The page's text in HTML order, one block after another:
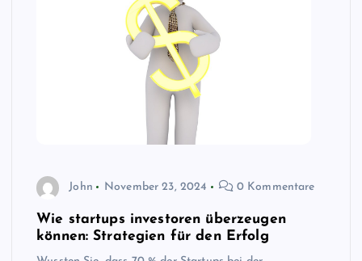
John November 23, 2024 0 Kommentare
Wie startups investoren überzeugen
können: Strategien für den Erfolg